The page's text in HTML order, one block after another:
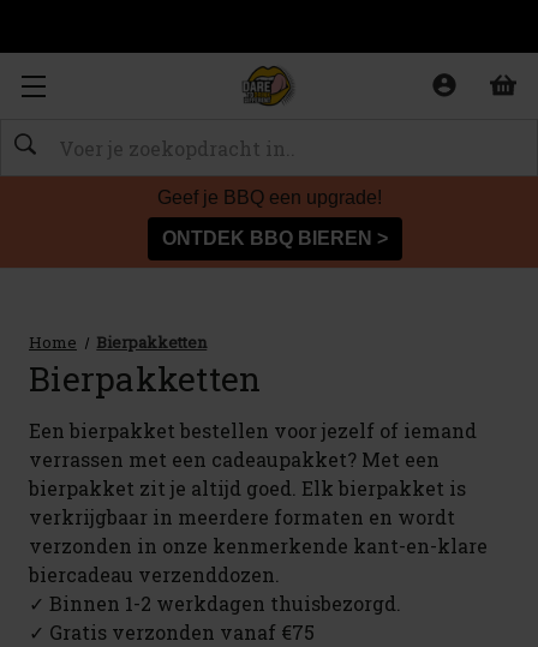
Zoeken
Geef je BBQ een upgrade!
ONTDEK BBQ BIEREN >
Home Bierpakketten
Bierpakketten
Een bierpakket bestellen voor jezelf of iemand
verrassen met een cadeaupakket? Met een
bierpakket zit je altijd goed. Elk bierpakket is
verkrijgbaar in meerdere formaten en wordt
verzonden in onze kenmerkende kant-en-klare
biercadeau verzenddozen.
✓ Binnen 1-2 werkdagen thuisbezorgd.
✓ Gratis verzonden vanaf €75